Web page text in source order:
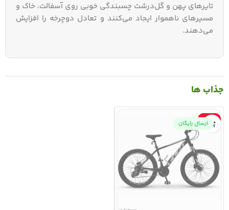
تایرهای پهن و گل‌درشت چسبندگی خوبی روی آسفالت، خاک و
مسیرهای ناهموار ایجاد می‌کنند و تعادل دوچرخه را افزایش
می‌دهند.
جذاب ها
-52%
ارسال رایگان